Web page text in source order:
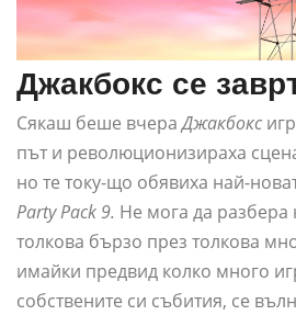
Джакбокс се
Сякаш беше вчераДжакбокс
път и революционизираха
но те току-що обявиха най-
Party Pack 9. Не мога да
толкова бързо през толкова
имайки предвид колко много
собствените си събития, се